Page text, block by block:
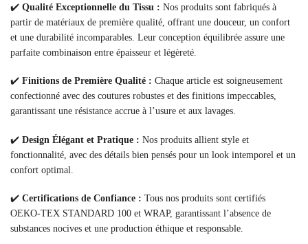
✔️ Qualité Exceptionnelle du Tissu : Nos produits sont fabriqués à
partir de matériaux de première qualité, offrant une douceur, un confort
et une durabilité incomparables. Leur conception équilibrée assure une
parfaite combinaison entre épaisseur et légèreté.
✔️ Finitions de Première Qualité : Chaque article est soigneusement
confectionné avec des coutures robustes et des finitions impeccables,
garantissant une résistance accrue à l’usure et aux lavages.
✔️ Design Élégant et Pratique : Nos produits allient style et
fonctionnalité, avec des détails bien pensés pour un look intemporel et un
confort optimal.
✔️ Certifications de Confiance : Tous nos produits sont certifiés
OEKO-TEX STANDARD 100 et WRAP, garantissant l’absence de
substances nocives et une production éthique et responsable.